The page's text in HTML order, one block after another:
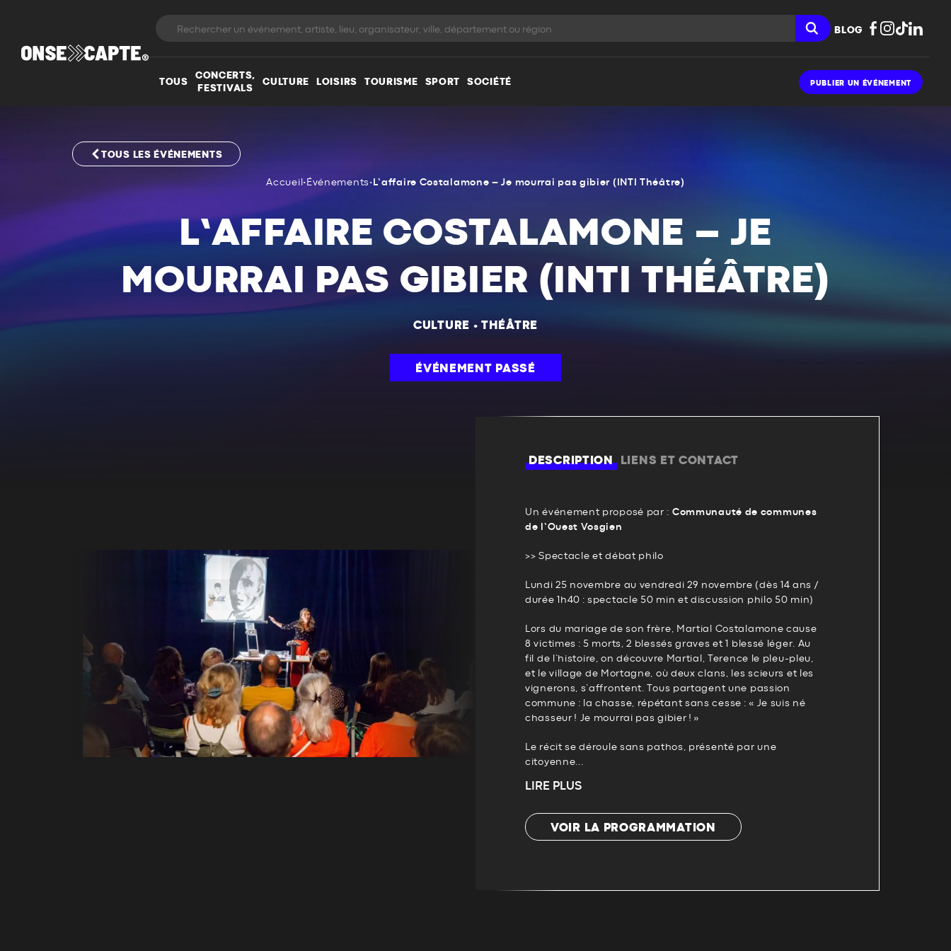
BLOG
TOUS
CONCERTS,
FESTIVALS
CULTURE LOISIRS TOURISME SPORT SOCIÉTÉ PUBLIER UN ÉVÉNEMENT
TOUS LES ÉVÉNEMENTS
Accueil • Événements• L’affaire Costalamone – Je mourrai pas gibier (INTI Théâtre)
L’AFFAIRE COSTALAMONE – JE
MOURRAI PAS GIBIER (INTI THÉÂTRE)
CULTURE •THÉÂTRE
ÉVÉNEMENT PASSÉ
DESCRIPTION LIENS ET CONTACT
Un événement proposé par : Communauté de communes
de l’Ouest Vosgien
>> Spectacle et débat philo
Lundi 25 novembre au vendredi 29 novembre (dès 14 ans /
durée 1h40 : spectacle 50 min et discussion philo 50 min)
Lors du mariage de son frère, Martial Costalamone cause
8 victimes : 5 morts, 2 blessés graves et 1 blessé léger. Au
fil de l’histoire, on découvre Martial, Terence le pleu-pleu,
et le village de Mortagne, où deux clans, les scieurs et les
vignerons, s’affrontent. Tous partagent une passion
commune : la chasse, répétant sans cesse : « Je suis né
chasseur ! Je mourrai pas gibier ! »
Le récit se déroule sans pathos, présenté par une
citoyenne...
LIRE PLUS
VOIR LA PROGRAMMATION